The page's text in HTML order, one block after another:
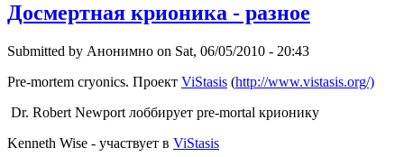
Досмертная крионика - разное
Submitted by Анонимно on Sat, 06/05/2010 - 20:43
Pre-mortem cryonics. Проект ViStasis (http://www.vistasis.org/)
Dr. Robert Newport лоббирует pre-mortal крионику
Kenneth Wise - участвует в ViStasis